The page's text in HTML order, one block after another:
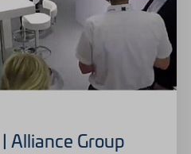
Alliance Group